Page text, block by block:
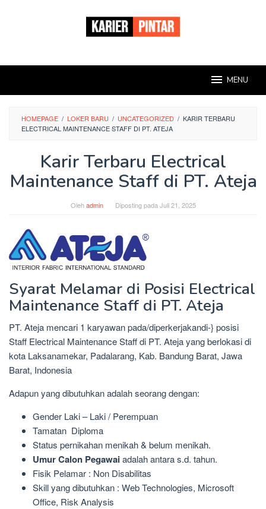
MENU
HOMEPAGE / LOKER BARU / UNCATEGORIZED / KARIR TERBARU
ELECTRICAL MAINTENANCE STAFF DI PT. ATEJA
Karir Terbaru Electrical
Maintenance Staff di PT. Ateja
Olehadmin Diposting pada Juli 21, 2025
Syarat Melamar di Posisi Electrical
Maintenance Staff di PT. Ateja
PT. Ateja mencari 1 karyawan pada/diperkerjakandi-} posisi
Staff Electrical Maintenance Staff di PT. Ateja yang berlokasi di
kota Laksanamekar, Padalarang, Kab. Bandung Barat, Jawa
Barat, Indonesia
Adapun yang dibutuhkan adalah seorang dengan:
Gender Laki – Laki / Perempuan
Tamatan Diploma
Status pernikahan menikah & belum menikah.
Umur Calon Pegawaiadalah antara s.d. tahun.
Fisik Pelamar : Non Disabilitas
Skill yang dibutuhkan : Web Technologies, Microsoft
Office, Risk Analysis